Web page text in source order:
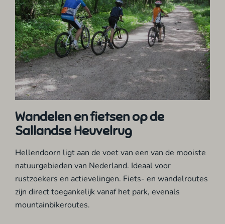
Wandelen en fietsen op de
Sallandse Heuvelrug
Hellendoorn ligt aan de voet van een van de mooiste
natuurgebieden van Nederland. Ideaal voor
rustzoekers en actievelingen. Fiets- en wandelroutes
zijn direct toegankelijk vanaf het park, evenals
mountainbikeroutes.